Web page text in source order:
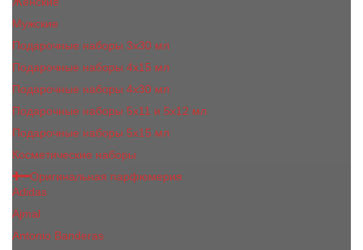
Мужские
Подарочные наборы 3х30 мл
Подарочные наборы 4x15 мл
Подарочные наборы 4x30 мл
Подарочные наборы 5x11 и 5х12 мл
Подарочные наборы 5x15 мл
Косметические наборы
Оригинальная парфюмерия
Adidas
Ajmal
Antonio Banderas